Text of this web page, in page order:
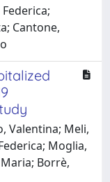
Cantone,
Valentina; Meli,
Moglia,
Borrè,